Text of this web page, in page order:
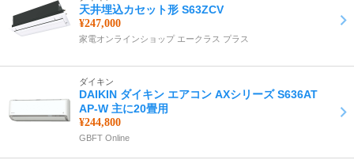
天井埋込カセット形 S63ZCV
¥247,000
家電オンラインショップ エークラス プラス
ダイキン
DAIKIN ダイキン エアコン AXシリーズ S636AT
AP-W 主に20畳用
¥244,800
GBFT Online